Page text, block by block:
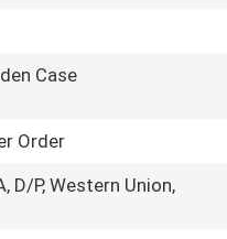
Case
Order
D/P, Western Union,